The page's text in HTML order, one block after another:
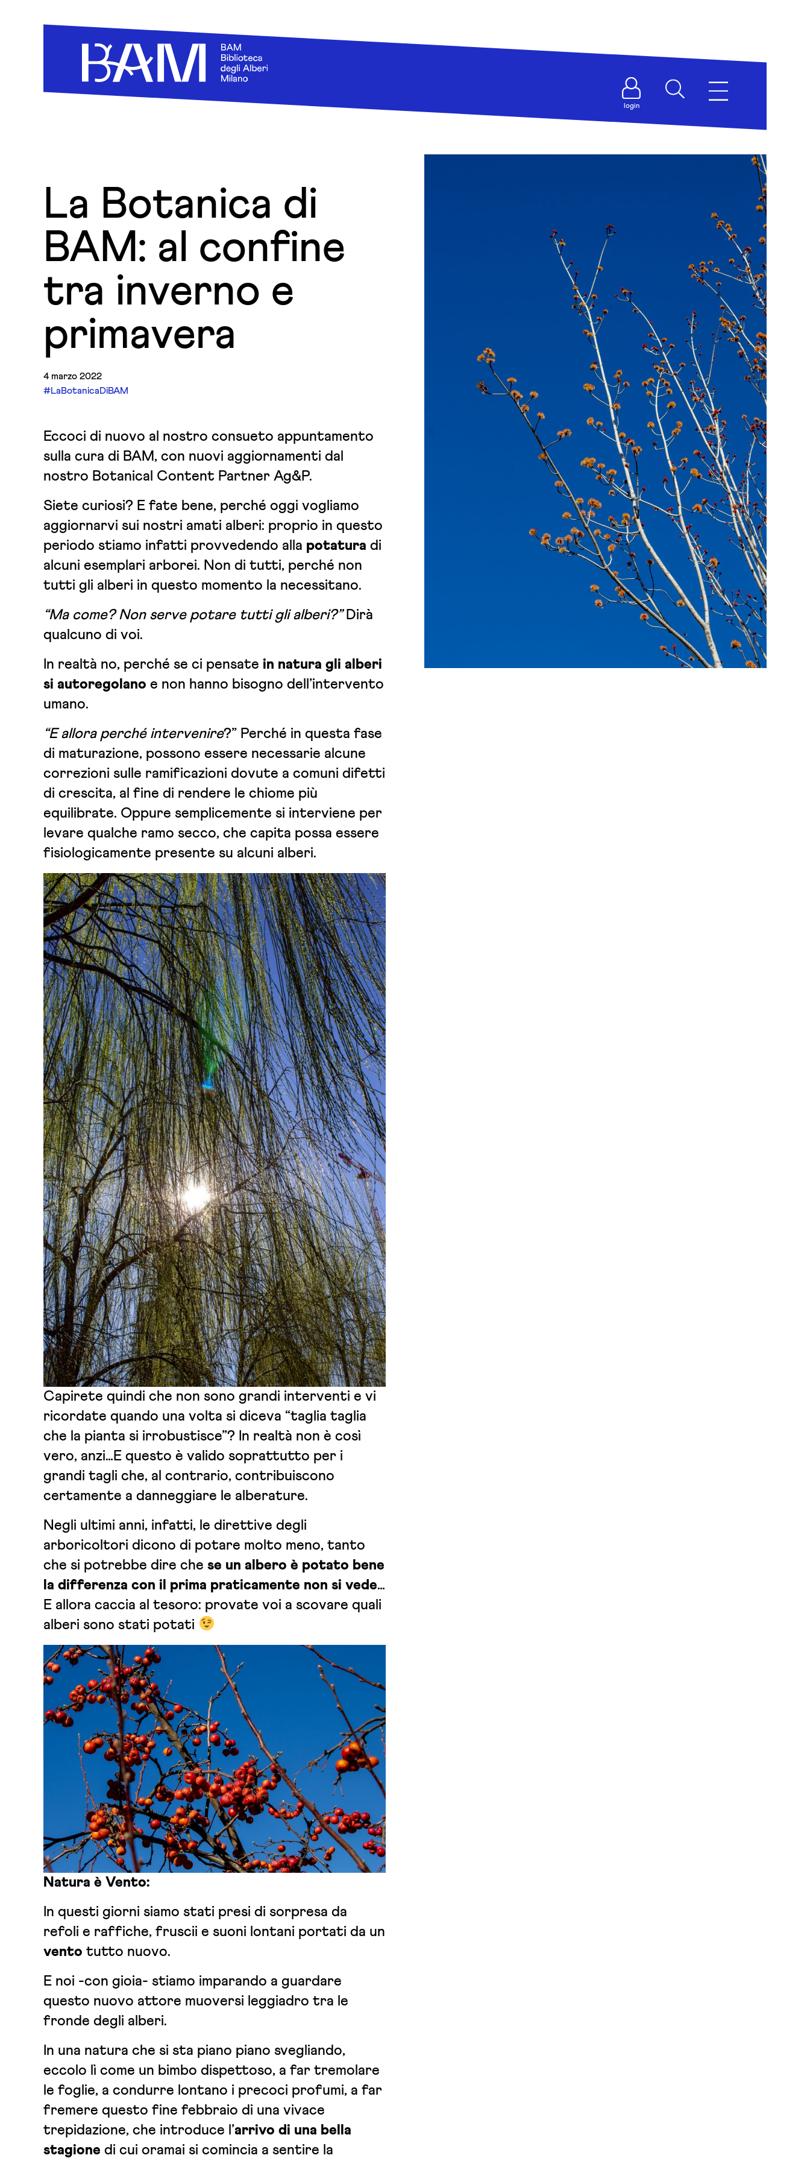
login
La Botanica di
BAM: al confine
tra inverno e
primavera
4 marzo 2022
#LaBotanicaDiBAM
Eccoci di nuovo al nostro consueto appuntamento
sulla cura di BAM, con nuovi aggiornamenti dal
nostro Botanical Content Partner Ag&P.
Siete curiosi? E fate bene, perché oggi vogliamo
aggiornarvi sui nostri amati alberi: proprio in questo
periodo stiamo infatti provvedendo alla potatura di
alcuni esemplari arborei. Non di tutti, perché non
tutti gli alberi in questo momento la necessitano.
“Ma come? Non serve potare tutti gli alberi?” Dirà
qualcuno di voi.
In realtà no, perché se ci pensate in natura gli alberi
si autoregolano e non hanno bisogno dell’intervento
umano.
“E allora perché intervenire?” Perché in questa fase
di maturazione, possono essere necessarie alcune
correzioni sulle ramificazioni dovute a comuni difetti
di crescita, al fine di rendere le chiome più
equilibrate. Oppure semplicemente si interviene per
levare qualche ramo secco, che capita possa essere
fisiologicamente presente su alcuni alberi.
Capirete quindi che non sono grandi interventi e vi
ricordate quando una volta si diceva “taglia taglia
che la pianta si irrobustisce”? In realtà non è così
vero, anzi…E questo è valido soprattutto per i
grandi tagli che, al contrario, contribuiscono
certamente a danneggiare le alberature.
Negli ultimi anni, infatti, le direttive degli
arboricoltori dicono di potare molto meno, tanto
che si potrebbe dire che se un albero è potato bene
la differenza con il prima praticamente non si vede…
E allora caccia al tesoro: provate voi a scovare quali
alberi sono stati potati
Natura è Vento:
In questi giorni siamo stati presi di sorpresa da
refoli e raffiche, fruscii e suoni lontani portati da un
vento tutto nuovo.
E noi -con gioia- stiamo imparando a guardare
questo nuovo attore muoversi leggiadro tra le
fronde degli alberi.
In una natura che si sta piano piano svegliando,
eccolo lì come un bimbo dispettoso, a far tremolare
le foglie, a condurre lontano i precoci profumi, a far
fremere questo fine febbraio di una vivace
trepidazione, che introduce l’arrivo di una bella
stagione di cui oramai si comincia a sentire la